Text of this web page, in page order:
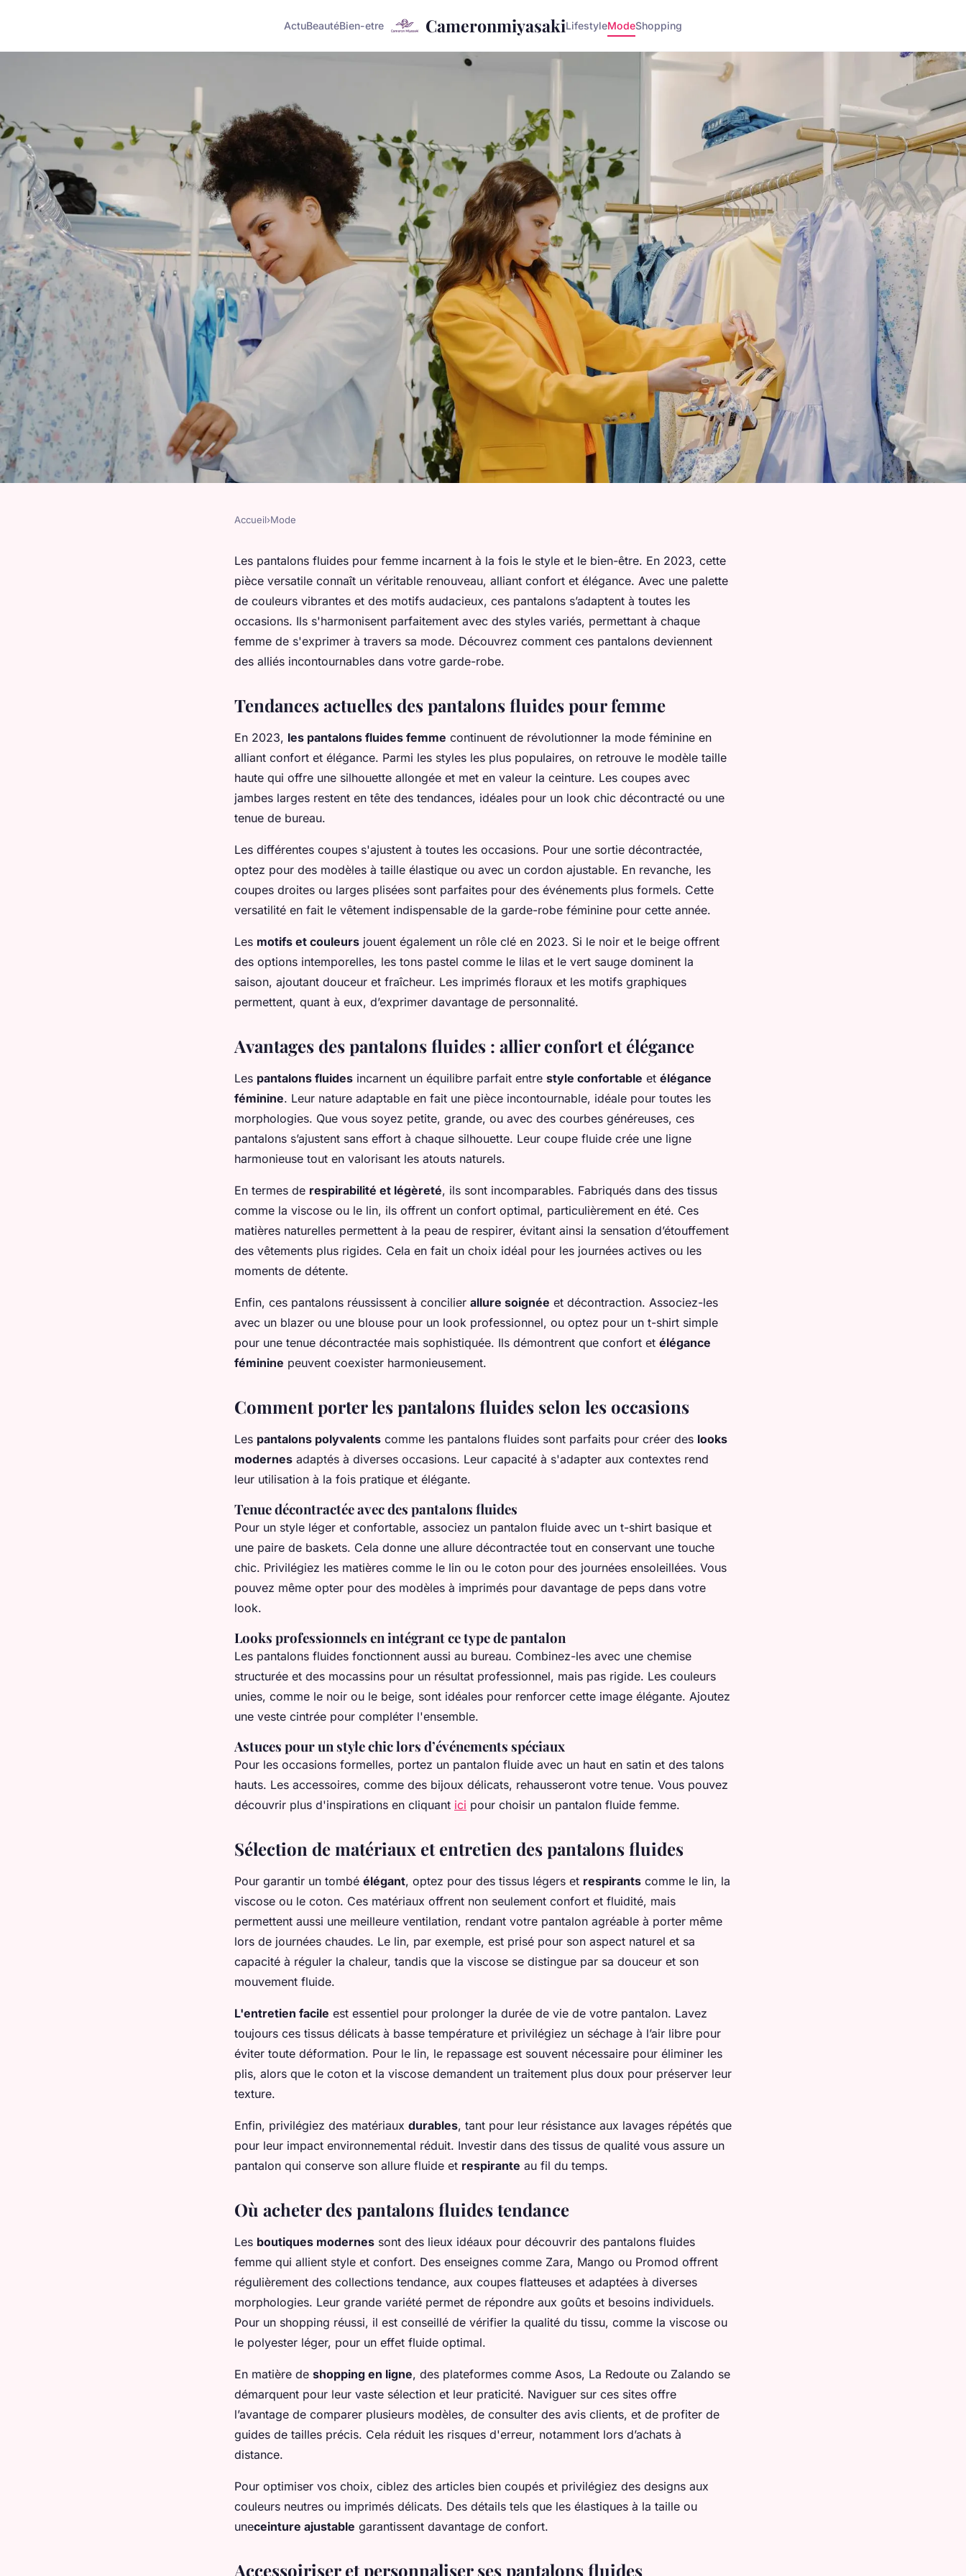
ActuBeautéBien-etre CameronmiyasakiLifestyleModeShopping
Découvrez les pantalons fluides pour
femme : style et bien-être
incontournables
Accueil›Mode
Les pantalons fluides pour femme incarnent à la fois le style et le bien-être. En 2023, cette
pièce versatile connaît un véritable renouveau, alliant confort et élégance. Avec une palette
de couleurs vibrantes et des motifs audacieux, ces pantalons s’adaptent à toutes les
occasions. Ils s'harmonisent parfaitement avec des styles variés, permettant à chaque
femme de s'exprimer à travers sa mode. Découvrez comment ces pantalons deviennent
des alliés incontournables dans votre garde-robe.
Tendances actuelles des pantalons fluides pour femme
En 2023, les pantalons fluides femme continuent de révolutionner la mode féminine en
alliant confort et élégance. Parmi les styles les plus populaires, on retrouve le modèle taille
haute qui offre une silhouette allongée et met en valeur la ceinture. Les coupes avec
jambes larges restent en tête des tendances, idéales pour un look chic décontracté ou une
tenue de bureau.
Les différentes coupes s'ajustent à toutes les occasions. Pour une sortie décontractée,
optez pour des modèles à taille élastique ou avec un cordon ajustable. En revanche, les
coupes droites ou larges plisées sont parfaites pour des événements plus formels. Cette
versatilité en fait le vêtement indispensable de la garde-robe féminine pour cette année.
Les motifs et couleurs jouent également un rôle clé en 2023. Si le noir et le beige offrent
des options intemporelles, les tons pastel comme le lilas et le vert sauge dominent la
saison, ajoutant douceur et fraîcheur. Les imprimés floraux et les motifs graphiques
permettent, quant à eux, d’exprimer davantage de personnalité.
Avantages des pantalons fluides : allier confort et élégance
Les pantalons fluides incarnent un équilibre parfait entre style confortable et élégance
féminine. Leur nature adaptable en fait une pièce incontournable, idéale pour toutes les
morphologies. Que vous soyez petite, grande, ou avec des courbes généreuses, ces
pantalons s’ajustent sans effort à chaque silhouette. Leur coupe fluide crée une ligne
harmonieuse tout en valorisant les atouts naturels.
En termes de respirabilité et légèreté, ils sont incomparables. Fabriqués dans des tissus
comme la viscose ou le lin, ils offrent un confort optimal, particulièrement en été. Ces
matières naturelles permettent à la peau de respirer, évitant ainsi la sensation d’étouffement
des vêtements plus rigides. Cela en fait un choix idéal pour les journées actives ou les
moments de détente.
Enfin, ces pantalons réussissent à concilier allure soignée et décontraction. Associez-les
avec un blazer ou une blouse pour un look professionnel, ou optez pour un t-shirt simple
pour une tenue décontractée mais sophistiquée. Ils démontrent que confort et élégance
féminine peuvent coexister harmonieusement.
Comment porter les pantalons fluides selon les occasions
Les pantalons polyvalents comme les pantalons fluides sont parfaits pour créer des looks
modernes adaptés à diverses occasions. Leur capacité à s'adapter aux contextes rend
leur utilisation à la fois pratique et élégante.
Tenue décontractée avec des pantalons fluides
Pour un style léger et confortable, associez un pantalon fluide avec un t-shirt basique et
une paire de baskets. Cela donne une allure décontractée tout en conservant une touche
chic. Privilégiez les matières comme le lin ou le coton pour des journées ensoleillées. Vous
pouvez même opter pour des modèles à imprimés pour davantage de peps dans votre
look.
Looks professionnels en intégrant ce type de pantalon
Les pantalons fluides fonctionnent aussi au bureau. Combinez-les avec une chemise
structurée et des mocassins pour un résultat professionnel, mais pas rigide. Les couleurs
unies, comme le noir ou le beige, sont idéales pour renforcer cette image élégante. Ajoutez
une veste cintrée pour compléter l'ensemble.
Astuces pour un style chic lors d’événements spéciaux
Pour les occasions formelles, portez un pantalon fluide avec un haut en satin et des talons
hauts. Les accessoires, comme des bijoux délicats, rehausseront votre tenue. Vous pouvez
découvrir plus d'inspirations en cliquant ici pour choisir un pantalon fluide femme.
Sélection de matériaux et entretien des pantalons fluides
Pour garantir un tombé élégant, optez pour des tissus légers et respirants comme le lin, la
viscose ou le coton. Ces matériaux offrent non seulement confort et fluidité, mais
permettent aussi une meilleure ventilation, rendant votre pantalon agréable à porter même
lors de journées chaudes. Le lin, par exemple, est prisé pour son aspect naturel et sa
capacité à réguler la chaleur, tandis que la viscose se distingue par sa douceur et son
mouvement fluide.
L'entretien facile est essentiel pour prolonger la durée de vie de votre pantalon. Lavez
toujours ces tissus délicats à basse température et privilégiez un séchage à l’air libre pour
éviter toute déformation. Pour le lin, le repassage est souvent nécessaire pour éliminer les
plis, alors que le coton et la viscose demandent un traitement plus doux pour préserver leur
texture.
Enfin, privilégiez des matériaux durables, tant pour leur résistance aux lavages répétés que
pour leur impact environnemental réduit. Investir dans des tissus de qualité vous assure un
pantalon qui conserve son allure fluide et respirante au fil du temps.
Où acheter des pantalons fluides tendance
Les boutiques modernes sont des lieux idéaux pour découvrir des pantalons fluides
femme qui allient style et confort. Des enseignes comme Zara, Mango ou Promod offrent
régulièrement des collections tendance, aux coupes flatteuses et adaptées à diverses
morphologies. Leur grande variété permet de répondre aux goûts et besoins individuels.
Pour un shopping réussi, il est conseillé de vérifier la qualité du tissu, comme la viscose ou
le polyester léger, pour un effet fluide optimal.
En matière de shopping en ligne, des plateformes comme Asos, La Redoute ou Zalando se
démarquent pour leur vaste sélection et leur praticité. Naviguer sur ces sites offre
l’avantage de comparer plusieurs modèles, de consulter des avis clients, et de profiter de
guides de tailles précis. Cela réduit les risques d'erreur, notamment lors d’achats à
distance.
Pour optimiser vos choix, ciblez des articles bien coupés et privilégiez des designs aux
couleurs neutres ou imprimés délicats. Des détails tels que les élastiques à la taille ou
uneceinture ajustable garantissent davantage de confort.
Accessoiriser et personnaliser ses pantalons fluides